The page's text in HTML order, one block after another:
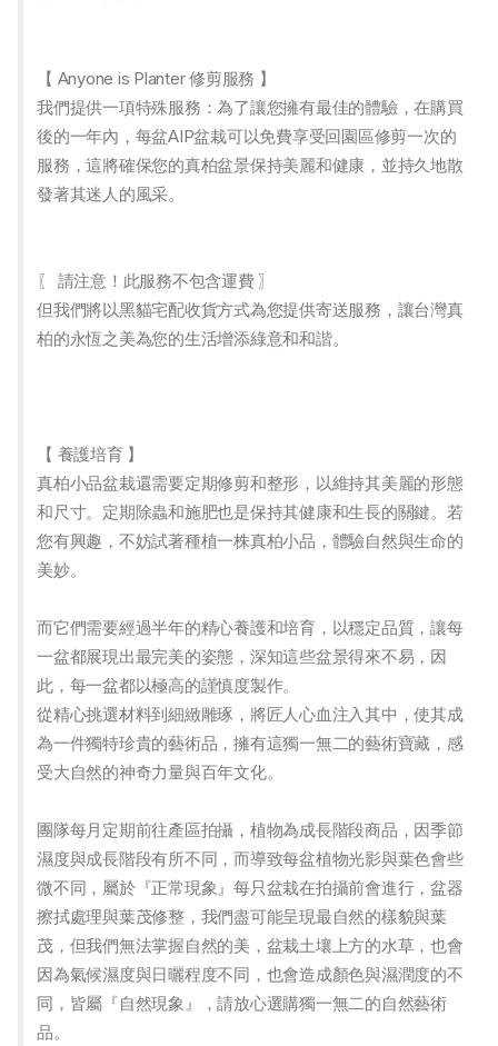
【 Anyone is Planter 修剪服務 】
我們提供一項特殊服務：為了讓您擁有最佳的體驗，在購買
後的一年內，每盆AIP盆栽可以免費享受回園區修剪一次的
服務，這將確保您的真柏盆景保持美麗和健康，並持久地散
發著其迷人的風采。
〖 請注意！此服務不包含運費 〗
但我們將以黑貓宅配收貨方式為您提供寄送服務，讓台灣真
柏的永恆之美為您的生活增添綠意和和諧。
【 養護培育 】
真柏小品盆栽還需要定期修剪和整形，以維持其美麗的形態
和尺寸。定期除蟲和施肥也是保持其健康和生長的關鍵。若
您有興趣，不妨試著種植一株真柏小品，體驗自然與生命的
美妙。
而它們需要經過半年的精心養護和培育，以穩定品質，讓每
一盆都展現出最完美的姿態，深知這些盆景得來不易，因
此，每一盆都以極高的謹慎度製作。
從精心挑選材料到細緻雕琢，將匠人心血注入其中，使其成
為一件獨特珍貴的藝術品，擁有這獨一無二的藝術寶藏，感
受大自然的神奇力量與百年文化。
團隊每月定期前往產區拍攝，植物為成長階段商品，因季節
濕度與成長階段有所不同，而導致每盆植物光影與葉色會些
微不同，屬於『正常現象』每只盆栽在拍攝前會進行，盆器
擦拭處理與葉茂修整，我們盡可能呈現最自然的樣貌與葉
茂，但我們無法掌握自然的美，盆栽土壤上方的水草，也會
因為氣候濕度與日曬程度不同，也會造成顏色與濕潤度的不
同，皆屬『自然現象』，請放心選購獨一無二的自然藝術
品。